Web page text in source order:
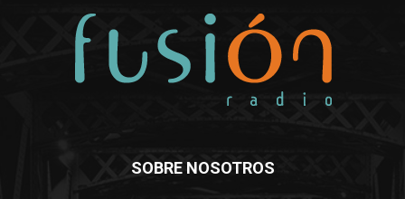
SOBRE NOSOTROS